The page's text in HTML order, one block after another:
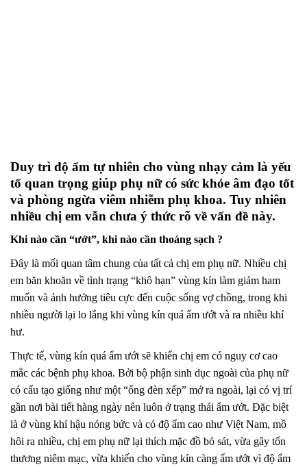
Duy trì độ ẩm tự nhiên cho vùng nhạy cảm là yếu
tố quan trọng giúp phụ nữ có sức khỏe âm đạo tốt
và phòng ngừa viêm nhiễm phụ khoa. Tuy nhiên
nhiều chị em vẫn chưa ý thức rõ về vấn đề này.
Khi nào cần “ướt”, khi nào cần thoáng sạch ?
Đây là mối quan tâm chung của tất cả chị em phụ nữ. Nhiều chị
em băn khoăn về tình trạng “khô hạn” vùng kín làm giảm ham
muốn và ảnh hưởng tiêu cực đến cuộc sống vợ chồng, trong khi
nhiều người lại lo lắng khi vùng kín quá ẩm ướt và ra nhiều khí
hư.
Thực tế, vùng kín quá ẩm ướt sẽ khiến chị em có nguy cơ cao
mắc các bệnh phụ khoa. Bởi bộ phận sinh dục ngoài của phụ nữ
có cấu tạo giống như một “ống đèn xếp” mở ra ngoài, lại có vị trí
gần nơi bài tiết hàng ngày nên luôn ở trạng thái ẩm ướt. Đặc biệt
là ở vùng khí hậu nóng bức và có độ ẩm cao như Việt Nam, mồ
hôi ra nhiều, chị em phụ nữ lại thích mặc đồ bó sát, vừa gây tổn
thương niêm mạc, vừa khiến cho vùng kín càng ẩm ướt vì độ ẩm